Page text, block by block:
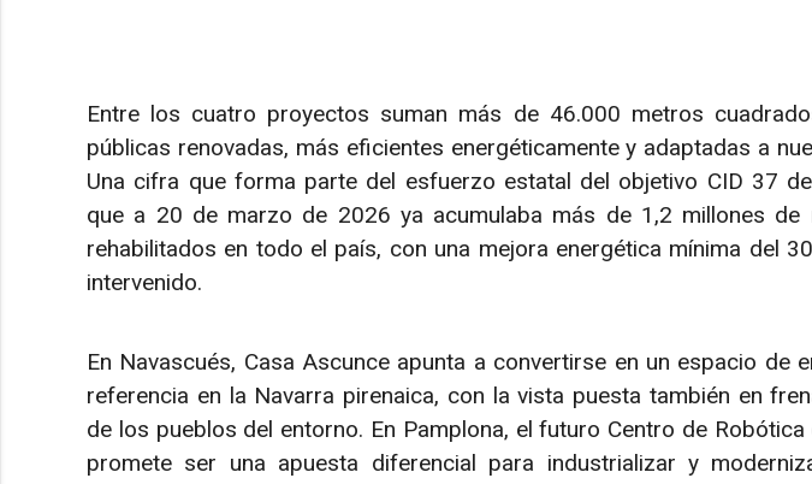
Entre los cuatro proyectos suman más de 46.000 metros
públicas renovadas, más eficientes energéticamente y adaptadas a
Una cifra que forma parte del esfuerzo estatal del objetivo CID 37
que a 20 de marzo de 2026 ya acumulaba más de 1,2 millones de
rehabilitados en todo el país, con una mejora energética mínima del
intervenido.
En Navascués, Casa Ascunce apunta a convertirse en un espacio de
referencia en la Navarra pirenaica, con la vista puesta también en
de los pueblos del entorno. En Pamplona, el futuro Centro de
promete ser una apuesta diferencial para industrializar y